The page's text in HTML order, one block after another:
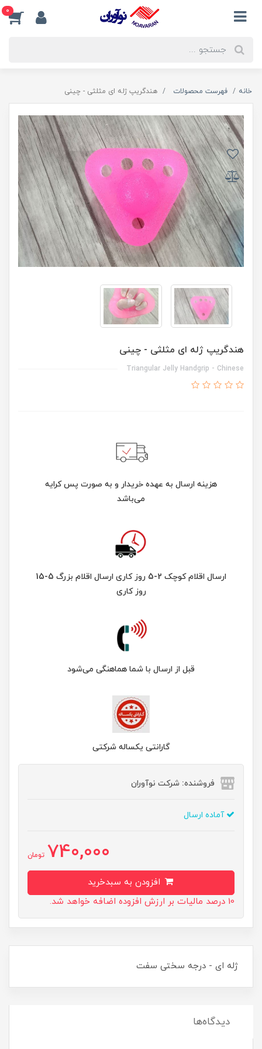
0
خانه فهرست محصولات هندگریپ ژله ای مثلثی - چینی
هندگریپ ژله ای مثلثی - چینی
Triangular Jelly Handgrip - Chinese
هزینه ارسال به عهده خریدار و به صورت پس کرایه
می‌باشد
ارسال اقلام کوچک 2-5 روز کاری ارسال اقلام بزرگ 5-15
روز کاری
قبل از ارسال با شما هماهنگی می‌شود
گارانتی یکساله شرکتی
فروشنده: شرکت نوآوران
آماده ارسال
740,000 تومان
10 درصد مالیات بر ارزش افزوده اضافه خواهد شد.
ژله ای - درجه سختی سفت
دیدگاه‌ها